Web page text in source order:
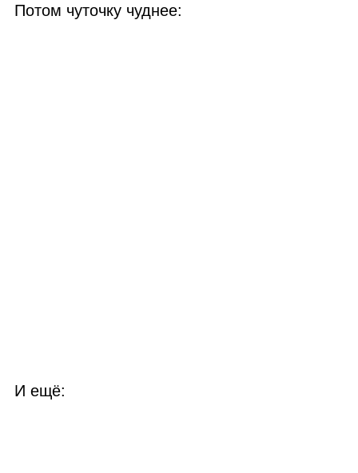
Потом чуточку чуднее:
И ещё: